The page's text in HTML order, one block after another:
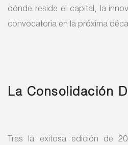
dónde reside el capital, la
convocatoria en la próxima
La Consolidación
Tras la exitosa edición de